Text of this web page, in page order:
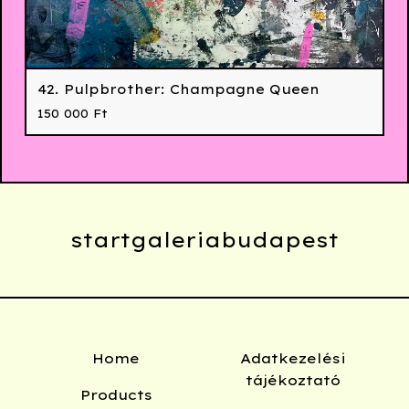
42. Pulpbrother: Champagne Queen
150 000 Ft
startgaleriabudapest
Home
Products
Adatkezelési
tájékoztató